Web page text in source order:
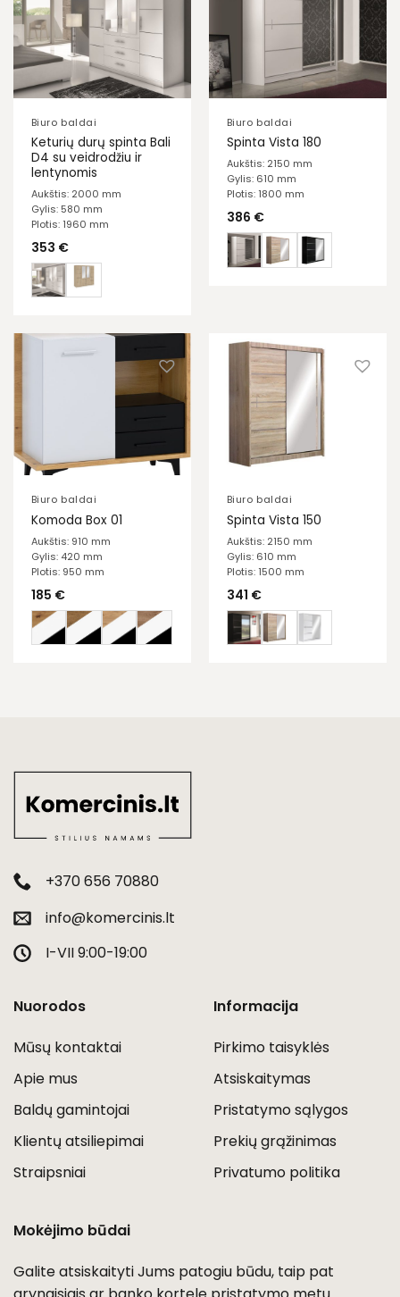
Biuro baldai
Keturių durų spinta Bali
D4 su veidrodžiu ir
lentynomis
Aukštis: 2000 mm
Gylis: 580 mm
Plotis: 1960 mm
353 €
Biuro baldai
Spinta Vista 180
Aukštis: 2150 mm
Gylis: 610 mm
Plotis: 1800 mm
386 €
Biuro baldai
Komoda Box 01
Aukštis: 910 mm
Gylis: 420 mm
Plotis: 950 mm
185 €
Biuro baldai
Spinta Vista 150
Aukštis: 2150 mm
Gylis: 610 mm
Plotis: 1500 mm
341 €
+370 656 70880
info@komercinis.lt
I-VII 9:00-19:00
Nuorodos
Mūsų kontaktai
Apie mus
Baldų gamintojai
Klientų atsiliepimai
Straipsniai
Informacija
Pirkimo taisyklės
Atsiskaitymas
Pristatymo sąlygos
Prekių grąžinimas
Privatumo politika
Mokėjimo būdai
Galite atsiskaityti Jums patogiu būdu, taip pat